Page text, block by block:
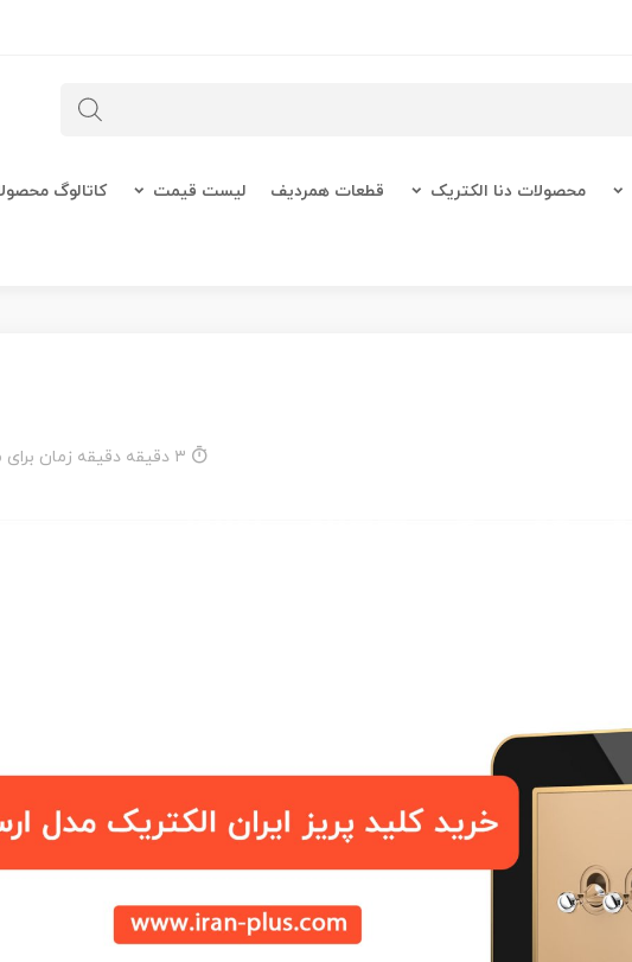
محصولات دنا الکتریک قطعات همردیف لیست قیمت کاتالوگ
۳ دقیقه دقیقه زمان برای مطالعه